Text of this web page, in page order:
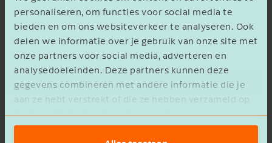
personaliseren, om functies voor social media te
bieden en om ons websiteverkeer te analyseren. Ook
delen we informatie over je gebruik van onze site met
onze partners voor social media, adverteren en
analysedoeleinden. Deze partners kunnen deze
gegevens combineren met andere informatie die je
aan ze hebt verstrekt of die ze hebben verzameld op
basis van het gebruik van hun services.
Ik ga akkoord met hetprivacy statement
Verzenden